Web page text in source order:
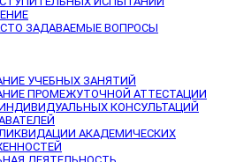
ЗАДАВАЕМЫЕ ВОПРОСЫ
УЧЕБНЫХ ЗАНЯТИЙ
ПРОМЕЖУТОЧНОЙ АТТЕСТАЦИИ
КОНСУЛЬТАЦИЙ
АКАДЕМИЧЕСКИХ